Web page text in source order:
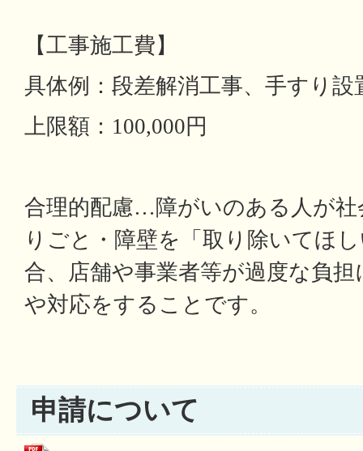
【工事施工費】
具体例：段差解消工事、手すり
上限額：100,000円
合理的配慮…障がいのある人が
りごと・障壁を「取り除いてほ
合、店舗や事業者等が過度な負
や対応をすることです。
申請について